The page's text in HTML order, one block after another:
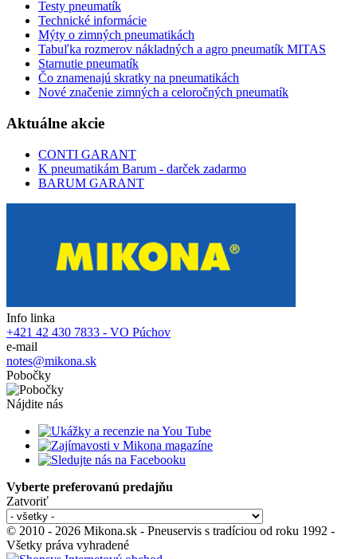
Testy pneumatík
Technické informácie
Mýty o zimných pneumatikách
Tabuľka rozmerov nákladných a agro pneumatík MITAS
Starnutie pneumatík
Čo znamenajú skratky na pneumatikách
Nové značenie zimných a celoročných pneumatík
Aktuálne akcie
CONTI GARANT
K pneumatikám Barum - darček zadarmo
BARUM GARANT
Info linka
+421 42 430 7833 - VO Púchov
e-mail
notes@mikona.sk
Pobočky
Nájdite nás
Vyberte preferovanú predajňu
Zatvoriť
© 2010 - 2026 Mikona.sk - Pneuservis s tradíciou od roku 1992 -
Všetky práva vyhradené